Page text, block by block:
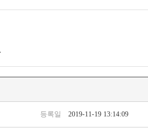
등록일 2019-11-19 13:14:09